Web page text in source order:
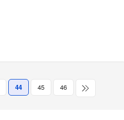
44 45 46